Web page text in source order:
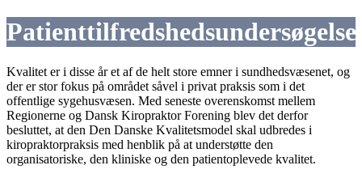
Patienttilfredshedsundersøgelse
Kvalitet er i disse år et af de helt store emner i sundhedsvæsenet, og
der er stor fokus på området såvel i privat praksis som i det
offentlige sygehusvæsen. Med seneste overenskomst mellem
Regionerne og Dansk Kiropraktor Forening blev det derfor
besluttet, at den Den Danske Kvalitetsmodel skal udbredes i
kiropraktorpraksis med henblik på at understøtte den
organisatoriske, den kliniske og den patientoplevede kvalitet.